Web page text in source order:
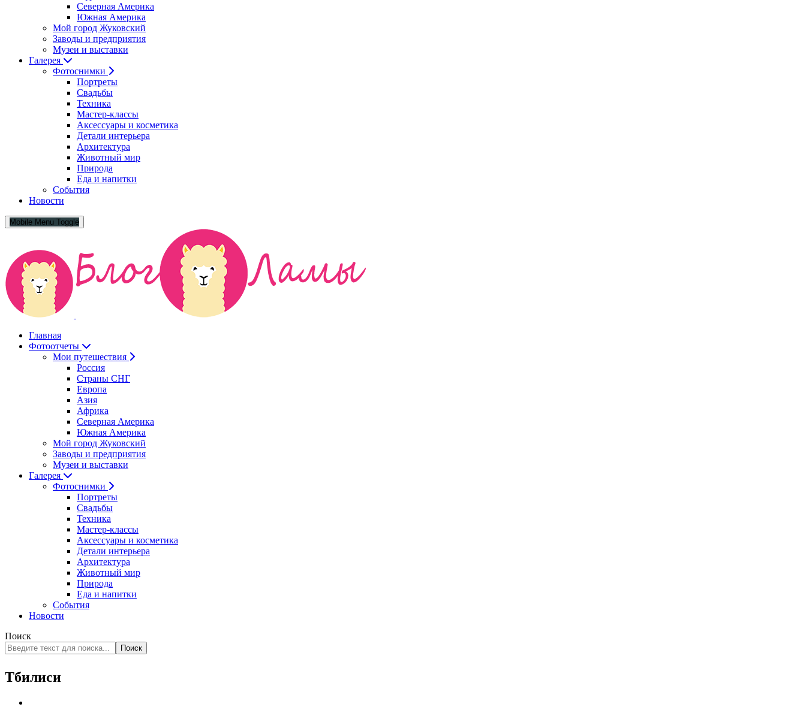
Северная Америка
Южная Америка
Мой город Жуковский
Заводы и предприятия
Музеи и выставки
Галерея
Фотоснимки
Портреты
Свадьбы
Техника
Мастер-классы
Аксессуары и косметика
Детали интерьера
Архитектура
Животный мир
Природа
Еда и напитки
События
Новости
Mobile Menu Toggle
Главная
Фотоотчеты
Мои путешествия
Россия
Страны СНГ
Европа
Азия
Африка
Северная Америка
Южная Америка
Мой город Жуковский
Заводы и предприятия
Музеи и выставки
Галерея
Фотоснимки
Портреты
Свадьбы
Техника
Мастер-классы
Аксессуары и косметика
Детали интерьера
Архитектура
Животный мир
Природа
Еда и напитки
События
Новости
Поиск
Поиск
Тбилиси